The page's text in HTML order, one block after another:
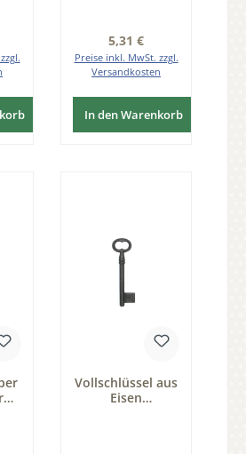
Preis: Regulärer Preis:
5,31 €
Preise inkl. MwSt. zzgl.
Versandkosten
In den Warenkorb
Vollschlüssel aus
Eisen